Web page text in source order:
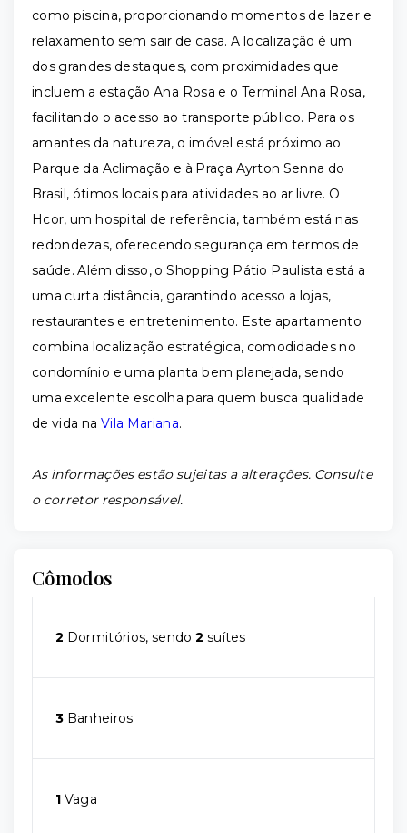
como piscina, proporcionando momentos de lazer e
relaxamento sem sair de casa. A localização é um
dos grandes destaques, com proximidades que
incluem a estação Ana Rosa e o Terminal Ana Rosa,
facilitando o acesso ao transporte público. Para os
amantes da natureza, o imóvel está próximo ao
Parque da Aclimação e à Praça Ayrton Senna do
Brasil, ótimos locais para atividades ao ar livre. O
Hcor, um hospital de referência, também está nas
redondezas, oferecendo segurança em termos de
saúde. Além disso, o Shopping Pátio Paulista está a
uma curta distância, garantindo acesso a lojas,
restaurantes e entretenimento. Este apartamento
combina localização estratégica, comodidades no
condomínio e uma planta bem planejada, sendo
uma excelente escolha para quem busca qualidade
de vida naVila Mariana.
As informações estão sujeitas a alterações. Consulte
o corretor responsável.
Cômodos
2 Dormitórios, sendo2 suítes
3 Banheiros
1 Vaga